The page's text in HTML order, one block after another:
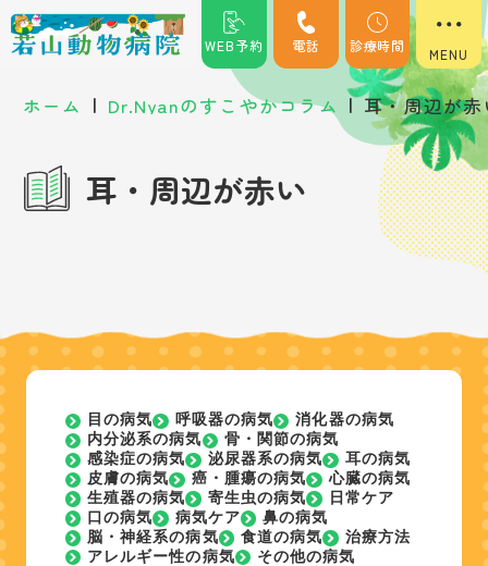
WEB予約 電話 診療時間
ホーム | Dr.Nyanのすこやかコラム | 耳・周辺が
耳・周辺が赤い
目の病気 呼吸器の病気
消化器の病気
内分泌系の病気
骨・関節の病気
感染症の病気
泌尿器系の病気
耳の病気
皮膚の病気
癌・腫瘍の病気
心臓の病気
生殖器の病気
寄生虫の病気
日常ケア
口の病気
病気ケア
鼻の病気
脳・神経系の病気
食道の病気
治療方法
アレルギー性の病気
その他の病気